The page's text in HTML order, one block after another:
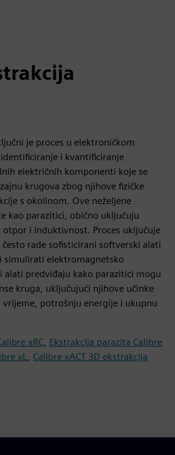
je proces u elektroničkom
i kvantificiranje
električnih komponenti koje se
krugova zbog njihove fizičke
s okolinom. Ove neželjene
kao parazitici, obično uključuju
i induktivnost. Proces uključuje
rade sofisticirani softverski alati
simulirati elektromagnetsko
alati predviđaju kako parazitici mogu
kruga, uključujući njihove učinke
potrošnju energije i ukupnu
xRC, Ekstrakcija parazita Calibre
xL, Calibre xACT 3D ekstrakcija